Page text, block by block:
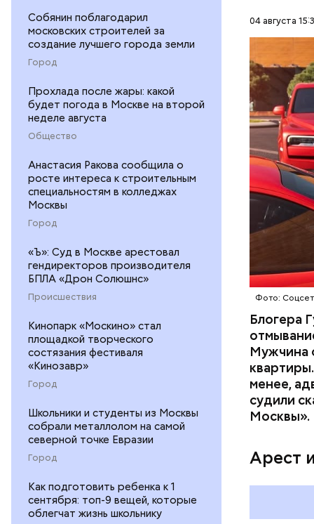
Собянин поблагодарил
московских строителей за
создание лучшего города земли
Город
Прохлада после жары: какой
будет погода в Москве на второй
неделе августа
Общество
Анастасия Ракова сообщила о
росте интереса к строительным
специальностям в колледжах
Москвы
Город
«Ъ»: Суд в Москве арестовал
гендиректоров производителя
БПЛА «Дрон Солюшнс»
Происшествия
Кинопарк «Москино» стал
площадкой творческого
состязания фестиваля
«Кинозавр»
Город
Школьники и студенты из Москвы
собрали металлолом на самой
северной точке Евразии
Город
Как подготовить ребенка к 1
сентября: топ-9 вещей, которые
облегчат жизнь школьнику
04 августа
Фото:
Блогера
Мужчина
менее,
судили
Москвы».
Арест
В мае
Гусейна
неуплате
размере.
НАЛОГИ
ГАСАН
скрытую
матери и
пищу ела